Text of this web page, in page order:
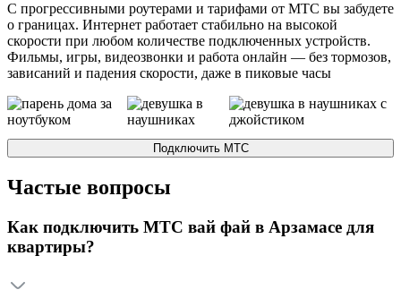
С прогрессивными роутерами и тарифами от МТС вы забудете
о границах. Интернет работает стабильно на высокой
скорости при любом количестве подключенных устройств.
Фильмы, игры, видеозвонки и работа онлайн — без тормозов,
зависаний и падения скорости, даже в пиковые часы
ПодключитьМТС
Частые вопросы
Как подключить МТС вай фай в Арзамасе для
квартиры?